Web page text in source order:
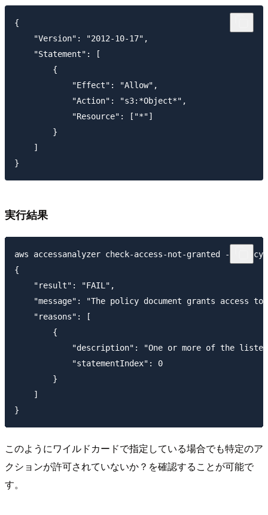
{
    "Version": "2012-10-17",
    "Statement": [
        {
            "Effect": "Allow",
            "Action": "s3:*Object*",
            "Resource": ["*"]
        }
    ]
実行結果
aws accessanalyzer check-access-not-granted --
{
    "result": "FAIL",
"message": "The policy document grants access
    "reasons": [
        {
"description": "One or more of the
            "statementIndex": 0
        }
    ]
このようにワイルドカードで指定している場合でも特定のア
クションが許可されていないか？を確認することが可能で
す。